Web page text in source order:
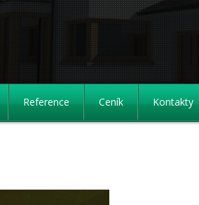
Reference Ceník Kontakty